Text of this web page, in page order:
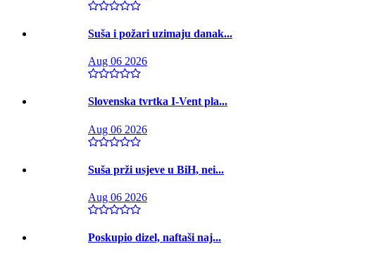
Suša i požari uzimaju danak...
Aug 06 2026
Slovenska tvrtka I-Vent pla...
Aug 06 2026
Suša prži usjeve u BiH, nei...
Aug 06 2026
Poskupio dizel, naftaši naj...